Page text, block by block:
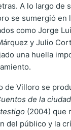
A lo largo de
se sumergió en
como Jorge
y Julio
una huella
de Villoro se
de la
(2004) que
del público y la